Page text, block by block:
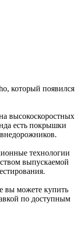
который появился
высокоскоростных
есть покрышки
технологии
выпускаемой
вы можете купить
по доступным